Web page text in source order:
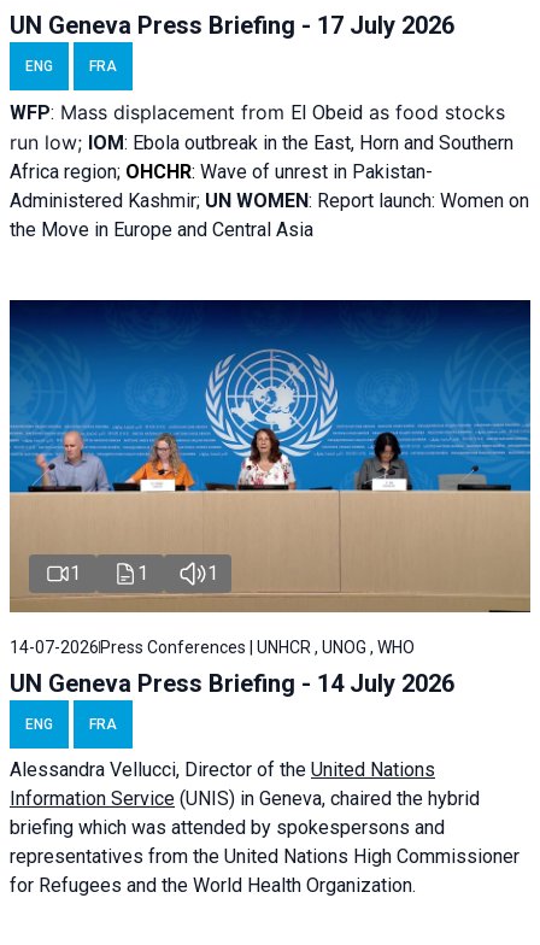
UN Geneva Press Briefing - 17 July 2026
ENG FRA
WFP: Mass displacement from El Obeid as food stocks
run low; IOM: Ebola outbreak in the East, Horn and Southern
Africa region; OHCHR: Wave of unrest in Pakistan-
Administered Kashmir; UN WOMEN: Report launch: Women on
the Move in Europe and Central Asia
1 1 1
14-07-2026 Press Conferences | UNHCR , UNOG , WHO
UN Geneva Press Briefing - 14 July 2026
ENG FRA
Alessandra Vellucci, Director of the United Nations
Information Service (UNIS) in Geneva, chaired the hybrid
briefing which was attended by spokespersons and
representatives from the United Nations High Commissioner
for Refugees and the World Health Organization.